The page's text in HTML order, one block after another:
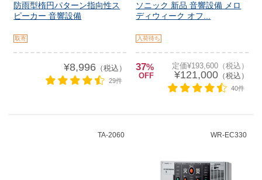
防雨型楕円パターン指向性ス
ピーカー 音響設備
取寄
¥8,996（税込）
29件
ソニック 新品 音響設備 メロ
ディウィーク オフ...
入荷待ち
37%
OFF
定価¥193,600（税込）
¥121,000（税込）
40件
TA-2060 WR-EC330